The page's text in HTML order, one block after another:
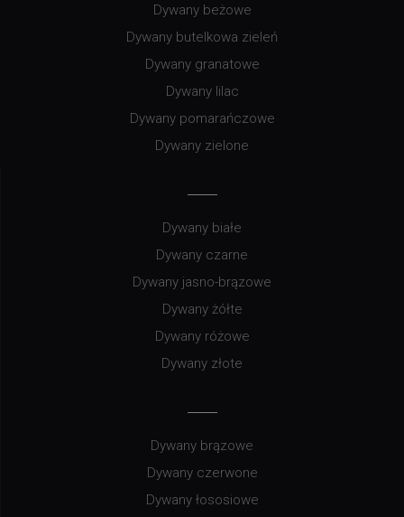
Dywany beżowe
Dywany butelkowa zieleń
Dywany granatowe
Dywany lilac
Dywany pomarańczowe
Dywany zielone
Dywany białe
Dywany czarne
Dywany jasno-brązowe
Dywany żółte
Dywany różowe
Dywany złote
Dywany brązowe
Dywany czerwone
Dywany łososiowe